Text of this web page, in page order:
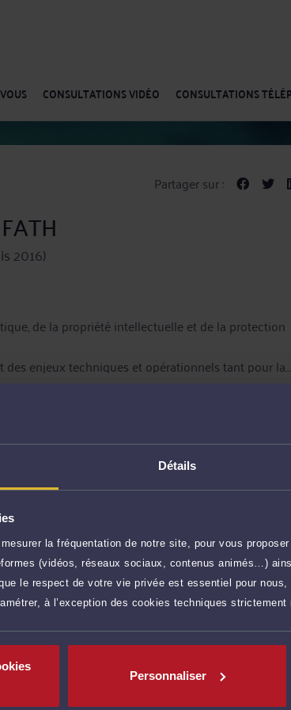
Détails
la fréquentation de notre site, pour vous
(vidéos, réseaux sociaux, contenus animés…)
le respect de votre vie privée est essentiel pour
à l’exception des cookies techniques
Personnaliser
CONSULTATIONS VIDÉO CONSULTATIONS
Partager sur :
2016)
de la propriété intellectuelle et de la protection
enjeux techniques et opérationnels tant pour la
qu’en cas de litige.
acteurs de l’économie sociale et solidaire et par les
leur politique RSE, en matière de propriété
la responsabilité élargie des producteurs
0 €TTC Prendre RDV
40 €TTC Poser une question